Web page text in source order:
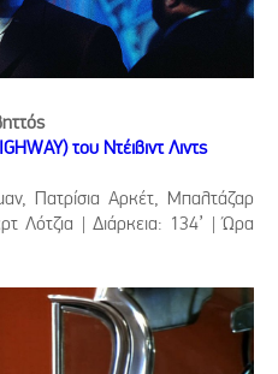
του Ντέιβιντ Λιντς
Πατρίσια Αρκέτ, Μπαλτάζαρ
Λότζια | Διάρκεια: 134’ | Ώρα